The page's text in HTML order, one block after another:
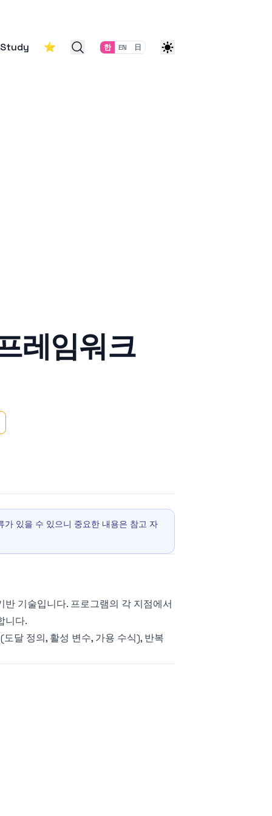
Study ⭐ 한 EN 日
레임워크
있을 수 있으니 중요한 내용은 참고 자
기술입니다. 프로그램의 각 지점에서
니다.
달 정의, 활성 변수, 가용 수식), 반복